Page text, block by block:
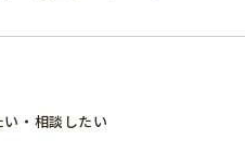
・相談したい